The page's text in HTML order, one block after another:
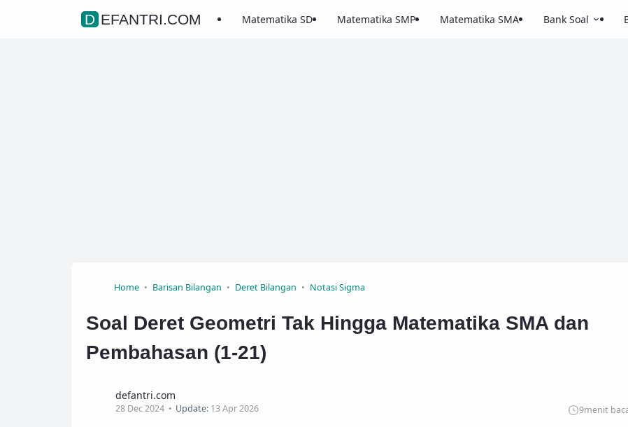
DEFANTRI.COM Matematika SD Matematika SMP Matematika SMA Bank Soal
Home Barisan Bilangan Deret Bilangan Notasi Sigma
Soal Deret Geometri Tak Hingga Matematika SMA dan
Pembahasan (1-21)
defantri.com
28 Dec 2024 Update: 13 Apr 2026 9menit